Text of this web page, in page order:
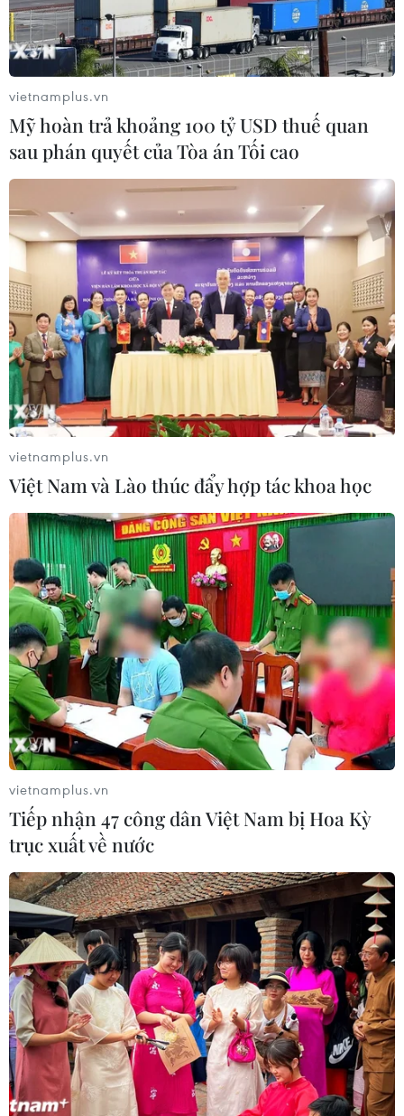
Kiên Giang sẵn sàng cho việc mở cửa, thu
hút khách du lịch trở lại
27/10/2021 03:52
Tỉnh Kiên Giang khuyến khích du khách đi du lịch theo
chương trình tour trọn gói của các đơn vị kinh doanh du
lịch lữ hành đến các vùng xanh thành phố Rạch Giá, Hà
Tiên, Phú Quốc, huyện đảo Kiên Hải.
Mở lại đường bay thương mại quốc tế: Giải
pháp cho du lịch, hàng không
23/12/2021 13:45
Theo Tổng cục trưởng Tổng cục Du lịch, gần hai năm
qua, đại dịch COVID-19 đã ảnh hưởng tiêu cực đến mọi
mặt đời sống xã hội, trong đó du lịch và hàng không là
hai lĩnh vực bị ảnh hưởng nặng nề.
vietnamplus.vn
Mỹ hoàn trả khoảng 100 tỷ USD thuế quan
sau phán quyết của Tòa án Tối cao
vietnamplus.vn
Việt Nam và Lào thúc đẩy hợp tác khoa học
vietnamplus.vn
Tiếp nhận 47 công dân Việt Nam bị Hoa Kỳ
trục xuất về nước